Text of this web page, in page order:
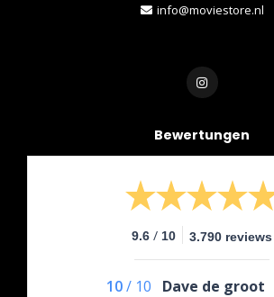
info@moviestore.nl
Bewertungen
9.6 / 10 3.790 reviews
10/ 10
Dave de groot